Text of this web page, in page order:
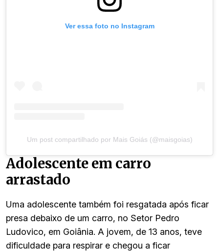
Ver essa foto no Instagram
Um post compartilhado por Mais Goiás (@maisgoias)
Adolescente em carro
arrastado
Uma adolescente também foi resgatada após ficar
presa debaixo de um carro, no Setor Pedro
Ludovico, em Goiânia. A jovem, de 13 anos, teve
dificuldade para respirar e chegou a ficar